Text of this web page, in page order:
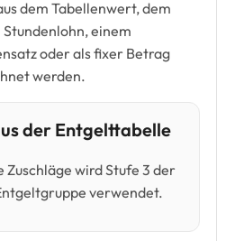
dem Tabellenwert, dem
einem
oder als fixer Betrag
werden.
der Entgelttabelle
wird Stufe 3 der
verwendet.